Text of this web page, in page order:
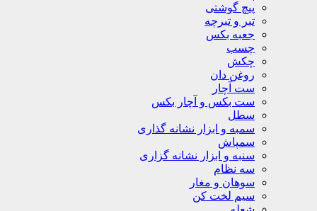
پیچ گوشتی
تبر و تبرچه
جعبه بکس
چسب
چکش
روغن دان
ست آچار
ست بکس و آچار بکس
سطل
سمبه و ابزار نشانه گذاری
سمپاش
سنبه و ابزار نشانه گزاری
سه نظام
سوهان و مغار
سیم لخت کن